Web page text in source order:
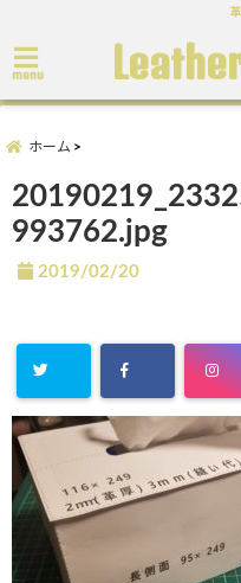
menu
ホーム
993762.jpg
2019/02/20